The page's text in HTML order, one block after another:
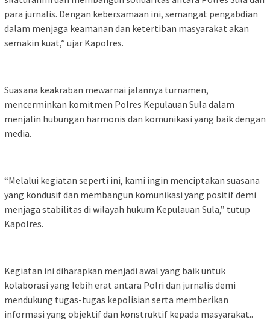
para jurnalis. Dengan kebersamaan ini, semangat pengabdian
dalam menjaga keamanan dan ketertiban masyarakat akan
semakin kuat,” ujar Kapolres.
Suasana keakraban mewarnai jalannya turnamen,
mencerminkan komitmen Polres Kepulauan Sula dalam
menjalin hubungan harmonis dan komunikasi yang baik dengan
media.
“Melalui kegiatan seperti ini, kami ingin menciptakan suasana
yang kondusif dan membangun komunikasi yang positif demi
menjaga stabilitas di wilayah hukum Kepulauan Sula,” tutup
Kapolres.
Kegiatan ini diharapkan menjadi awal yang baik untuk
kolaborasi yang lebih erat antara Polri dan jurnalis demi
mendukung tugas-tugas kepolisian serta memberikan
informasi yang objektif dan konstruktif kepada masyarakat..